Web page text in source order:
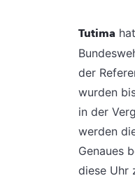
Tutima
der
wurden
in der
werden
Genaues
diese Uhr